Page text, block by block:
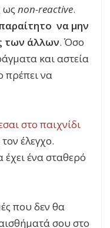
ως non-reactive.
να μην
των άλλων. Όσο
και αστεία
πρέπει να
στο παιχνίδι
έλεγχο.
έχει ένα σταθερό
που δεν θα
σου στο